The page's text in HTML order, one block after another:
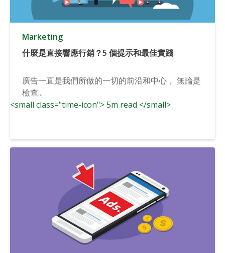
Marketing
什麼是直接響應行銷？5 個提示和最佳實踐
廣告一直是我們所做的一切的前沿和中心， 無論是
檢查...
<small class="time-icon"> 5m read </small>